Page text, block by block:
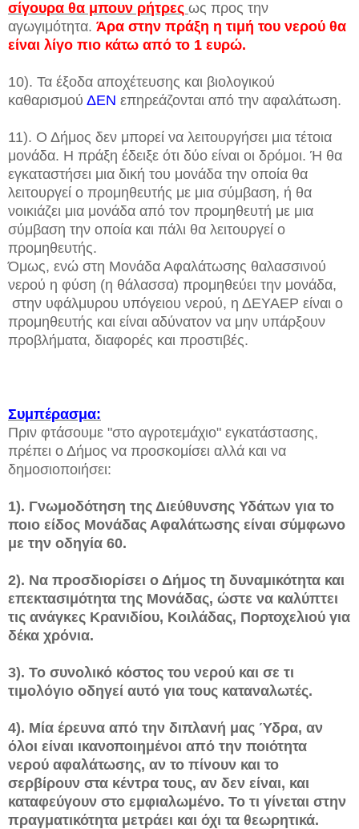
σίγουρα θα μπουν ρήτρες ως προς την
αγωγιμότητα. Άρα στην πράξη η τιμή του νερού θα
είναι λίγο πιο κάτω από το 1 ευρώ.
10). Τα έξοδα αποχέτευσης και βιολογικού
καθαρισμού ΔΕΝ επηρεάζονται από την αφαλάτωση.
11). Ο Δήμος δεν μπορεί να λειτουργήσει μια τέτοια
μονάδα. Η πράξη έδειξε ότι δύο είναι οι δρόμοι. Ή θα
εγκαταστήσει μια δική του μονάδα την οποία θα
λειτουργεί ο προμηθευτής με μια σύμβαση, ή θα
νοικιάζει μια μονάδα από τον προμηθευτή με μια
σύμβαση την οποία και πάλι θα λειτουργεί ο
προμηθευτής.
Όμως, ενώ στη Μονάδα Αφαλάτωσης θαλασσινού
νερού η φύση (η θάλασσα) προμηθεύει την μονάδα,
στην υφάλμυρου υπόγειου νερού, η ΔΕΥΑΕΡ είναι ο
προμηθευτής και είναι αδύνατον να μην υπάρξουν
προβλήματα, διαφορές και προστιβές.
Συμπέρασμα:
Πριν φτάσουμε "στο αγροτεμάχιο" εγκατάστασης,
πρέπει ο Δήμος να προσκομίσει αλλά και να
δημοσιοποιήσει:
1). Γνωμοδότηση της Διεύθυνσης Υδάτων για το
ποιο είδος Μονάδας Αφαλάτωσης είναι σύμφωνο
με την οδηγία 60.
2). Να προσδιορίσει ο Δήμος τη δυναμικότητα και
επεκτασιμότητα της Μονάδας, ώστε να καλύπτει
τις ανάγκες Κρανιδίου, Κοιλάδας, Πορτοχελιού για
δέκα χρόνια.
3). Το συνολικό κόστος του νερού και σε τι
τιμολόγιο οδηγεί αυτό για τους καταναλωτές.
4). Μία έρευνα από την διπλανή μας Ύδρα, αν
όλοι είναι ικανοποιημένοι από την ποιότητα
νερού αφαλάτωσης, αν το πίνουν και το
σερβίρουν στα κέντρα τους, αν δεν είναι, και
καταφεύγουν στο εμφιαλωμένο. Το τι γίνεται στην
πραγματικότητα μετράει και όχι τα θεωρητικά.